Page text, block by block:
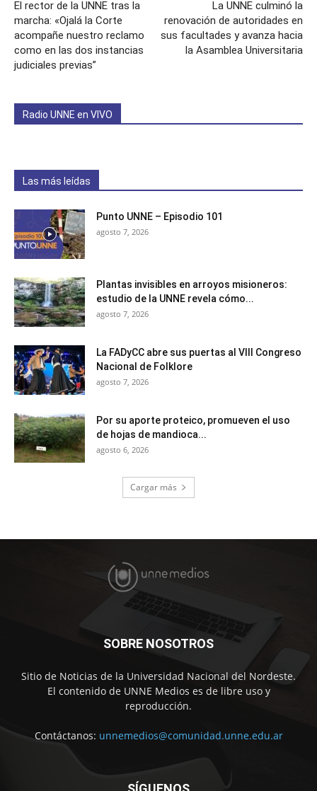
El rector de la UNNE tras la
marcha: «Ojalá la Corte
acompañe nuestro reclamo
como en las dos instancias
judiciales previas”
La UNNE culminó la
renovación de autoridades en
sus facultades y avanza hacia
la Asamblea Universitaria
Radio UNNE en VIVO
Las más leídas
Punto UNNE – Episodio 101
agosto 7, 2026
Plantas invisibles en arroyos misioneros:
estudio de la UNNE revela cómo...
agosto 7, 2026
La FADyCC abre sus puertas al VIII Congreso
Nacional de Folklore
agosto 7, 2026
Por su aporte proteico, promueven el uso
de hojas de mandioca...
agosto 6, 2026
Cargar más
SOBRE NOSOTROS
Sitio de Noticias de la Universidad Nacional del Nordeste.
El contenido de UNNE Medios es de libre uso y
reproducción.
Contáctanos: unnemedios@comunidad.unne.edu.ar